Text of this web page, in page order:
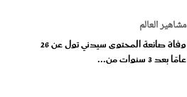
مشاهير العالم
وفاة صانعة المحتوى سيدني تول عن 26
عامًا بعد 3 سنوات من...